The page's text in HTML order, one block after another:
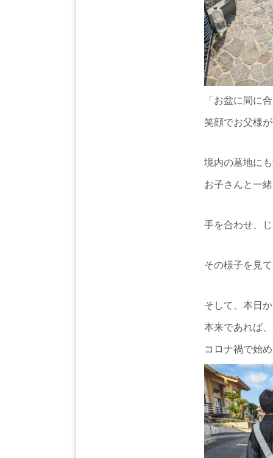
「お盆に間に
笑顔でお父様
境内の墓地に
お子さんと一
手を合わせ、
その様子を見
そして、本日
本来であれば
コロナ禍で始